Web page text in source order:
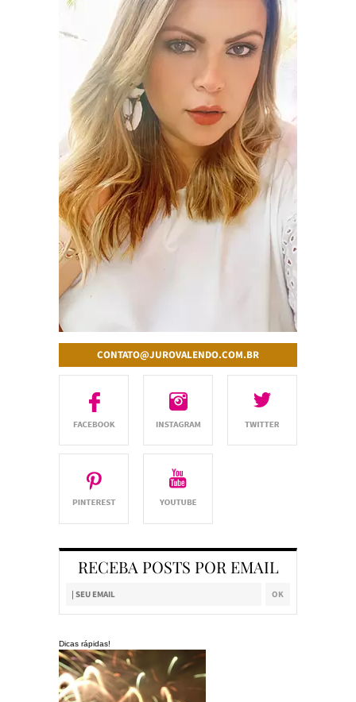
CONTATO@JUROVALENDO.COM.BR
RECEBA POSTS POR EMAIL
Dicas rápidas!